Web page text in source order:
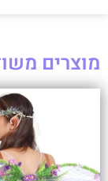
מוצרים